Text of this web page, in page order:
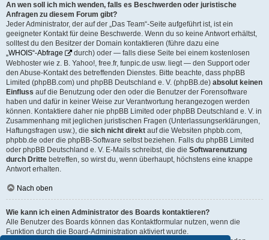
An wen soll ich mich wenden, falls es Beschwerden oder juristische
Anfragen zu diesem Forum gibt?
Jeder Administrator, der auf der „Das Team“-Seite aufgeführt ist, ist ein
geeigneter Kontakt für deine Beschwerde. Wenn du so keine Antwort erhältst,
solltest du den Besitzer der Domain kontaktieren (führe dazu eine
„WHOIS“-Abfrage
durch) oder — falls diese Seite bei einem kostenlosen
Webhoster wie z. B. Yahoo!, free.fr, funpic.de usw. liegt — den Support oder
den Abuse-Kontakt des betreffenden Dienstes. Bitte beachte, dass phpBB
Limited (phpBB.com) und phpBB Deutschland e. V. (phpBB.de) absolut keinen
Einfluss auf die Benutzung oder den oder die Benutzer der Forensoftware
haben und dafür in keiner Weise zur Verantwortung herangezogen werden
können. Kontaktiere daher nie phpBB Limited oder phpBB Deutschland e. V. in
Zusammenhang mit jeglichen juristischen Fragen (Unterlassungserklärungen,
Haftungsfragen usw.), die sich nicht direkt auf die Websiten phpbb.com,
phpbb.de oder die phpBB-Software selbst beziehen. Falls du phpBB Limited
oder phpBB Deutschland e. V. E-Mails schreibst, die die Softwarenutzung
durch Dritte betreffen, so wirst du, wenn überhaupt, höchstens eine knappe
Antwort erhalten.
Nach oben
Wie kann ich einen Administrator des Boards kontaktieren?
Alle Benutzer des Boards können das Kontaktformular nutzen, wenn die
Funktion durch die Board-Administration aktiviert wurde.